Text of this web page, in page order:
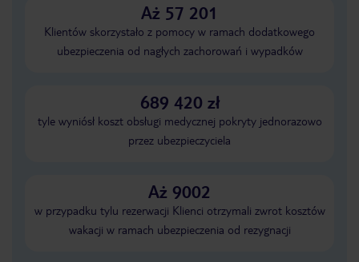
Aż 57 201
Klientów skorzystało z pomocy w ramach dodatkowego
ubezpieczenia od nagłych zachorowań i wypadków
689 420 zł
tyle wyniósł koszt obsługi medycznej pokryty jednorazowo
przez ubezpieczyciela
Aż 9002
w przypadku tylu rezerwacji Klienci otrzymali zwrot kosztów
wakacji w ramach ubezpieczenia od rezygnacji